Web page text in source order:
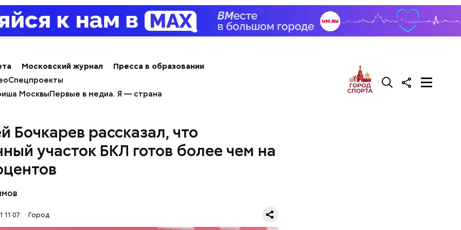
Московский журнал
Пресса в образовании
Спецпроекты
МосквыПервые в медиа. Я — страна
Бочкарев рассказал, что
участок БКЛ готов более чем на
11:07 Город
день московская служба занятости не только
работу, но и обучает искусству самопрезентации, а
как открыть собственное дело или получить